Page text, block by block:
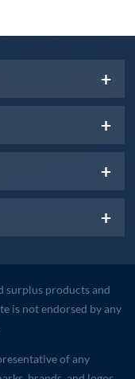
surplus products and
is not endorsed by any
of any